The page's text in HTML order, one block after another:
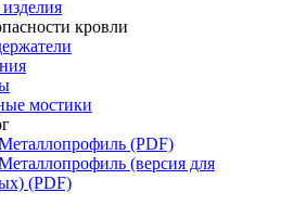
кровли
мостики
(PDF)
(версия для
(PDF)